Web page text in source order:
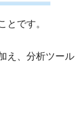
とです。
え、分析ツール